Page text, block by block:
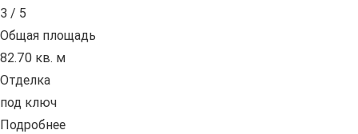
3 / 5
Общая площадь
82.70 кв. м
Отделка
под ключ
Подробнее